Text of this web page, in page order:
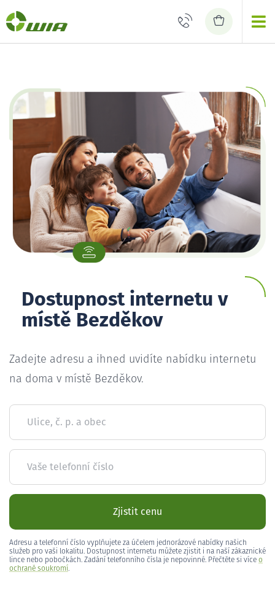
Dostupnost internetu v
místě Bezděkov
Zadejte adresu a ihned uvidíte nabídku internetu
na doma v místě Bezděkov.
Ulice, č. p. a obec
Vaše telefonní číslo
Zjistit cenu
Adresu a telefonní číslo vyplňujete za účelem jednorázové nabídky našich
služeb pro vaši lokalitu. Dostupnost internetu můžete zjistit i na naší zákaznické
lince nebo pobočkách. Zadání telefonního čísla je nepovinné. Přečtěte si více o
ochraně soukromí.